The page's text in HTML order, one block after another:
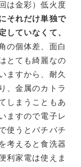
は金彩）低火度
それだけ単独で
していなくて、
の個体差、面白
とても綺麗なの
ますから、耐久
、金属のカトラ
しまうこともあ
ますので電子レ
使うとバチバチ
考えると食洗器
利家電は使えま